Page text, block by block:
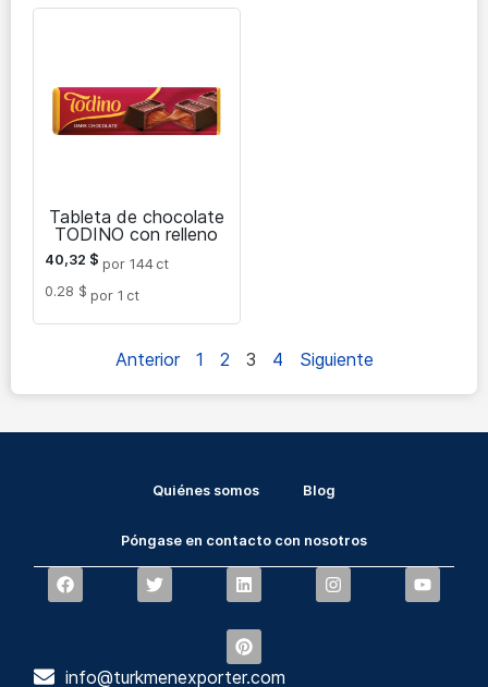
Tableta de chocolate
TODINO con relleno
40,32 $ por 144 ct
0.28 $ por 1 ct
Anterior 1 2 3 4 Siguiente
Quiénes somos Blog
Póngase en contacto con nosotros
info@turkmenexporter.com